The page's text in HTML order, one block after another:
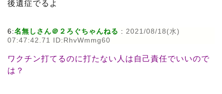
後遺症でるよ
6:名無しさん＠２ろぐちゃんねる : 2021/08/18(水)
07:47:42.71 ID:RhvWmmg60
ワクチン打てるのに打たない人は自己責任でいいので
は？